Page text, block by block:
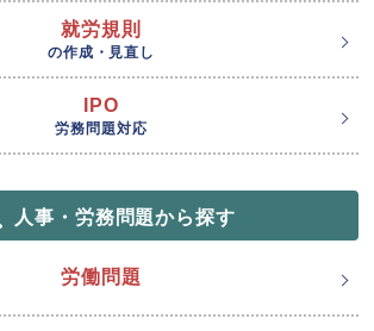
就労規則
の作成・見直し
IPO
労務問題対応
人事・労務問題から探す
労働問題